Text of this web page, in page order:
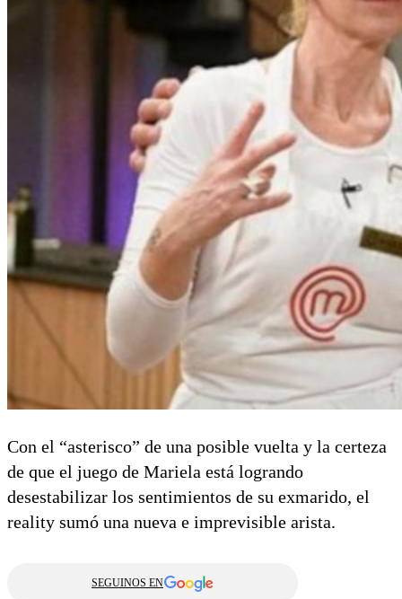
Con el “asterisco” de una posible vuelta y la certeza
de que el juego de Mariela está logrando
desestabilizar los sentimientos de su exmarido, el
reality sumó una nueva e imprevisible arista.
SEGUINOS EN